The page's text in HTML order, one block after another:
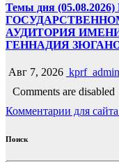
Темы дня
АУДИТОРИЯ
ГЕННАДИЯ
Авг 7, 2026 kprf_admin
Comments are disabled
Комментарии для сайта
Поиск